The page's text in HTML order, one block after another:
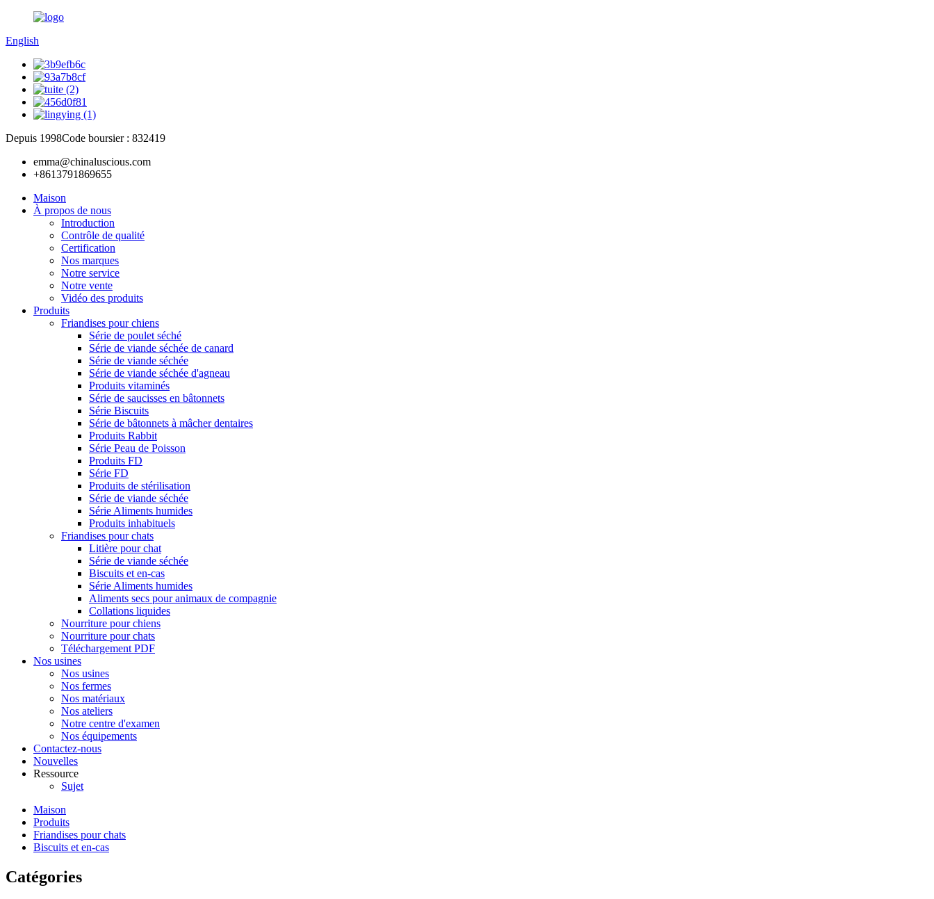
English
Depuis 1998Code boursier : 832419
emma@chinaluscious.com
+8613791869655
Maison
À propos de nous
Introduction
Contrôle de qualité
Certification
Nos marques
Notre service
Notre vente
Vidéo des produits
Produits
Friandises pour chiens
Série de poulet séché
Série de viande séchée de canard
Série de viande séchée
Série de viande séchée d'agneau
Produits vitaminés
Série de saucisses en bâtonnets
Série Biscuits
Série de bâtonnets à mâcher dentaires
Produits Rabbit
Série Peau de Poisson
Produits FD
Série FD
Produits de stérilisation
Série de viande séchée
Série Aliments humides
Produits inhabituels
Friandises pour chats
Litière pour chat
Série de viande séchée
Biscuits et en-cas
Série Aliments humides
Aliments secs pour animaux de compagnie
Collations liquides
Nourriture pour chiens
Nourriture pour chats
Téléchargement PDF
Nos usines
Nos usines
Nos fermes
Nos matériaux
Nos ateliers
Notre centre d'examen
Nos équipements
Contactez-nous
Nouvelles
Ressource
Sujet
Maison
Produits
Friandises pour chats
Biscuits et en-cas
Catégories